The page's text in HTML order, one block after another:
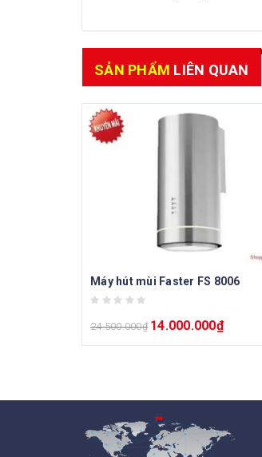
SẢN PHẨM LIÊN QUAN
Máy hút mùi Faster FS 8006
24.500.000₫ 14.000.000₫